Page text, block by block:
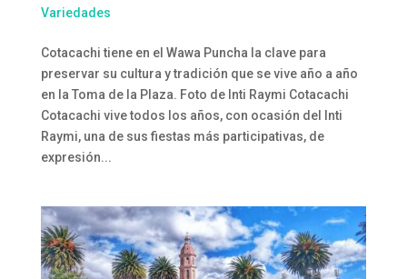
Variedades
Cotacachi tiene en el Wawa Puncha la clave para
preservar su cultura y tradición que se vive año a año
en la Toma de la Plaza. Foto de Inti Raymi Cotacachi
Cotacachi vive todos los años, con ocasión del Inti
Raymi, una de sus fiestas más participativas, de
expresión...